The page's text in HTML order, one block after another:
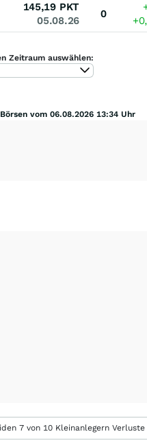
145,19 PKT
05.08.26
0
Zeitraum auswählen:
vom 06.08.2026 13:34 Uhr
7 von 10 Kleinanlegern